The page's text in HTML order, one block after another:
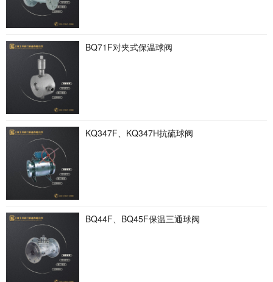
BQ71F对夹式保温球阀
KQ347F、KQ347H抗硫球阀
BQ44F、BQ45F保温三通球阀